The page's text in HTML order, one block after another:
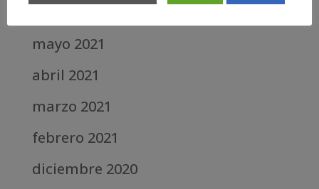
mayo 2021
abril 2021
marzo 2021
febrero 2021
diciembre 2020